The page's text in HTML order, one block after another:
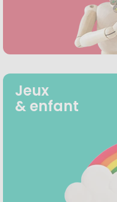
Jeux
& enfant